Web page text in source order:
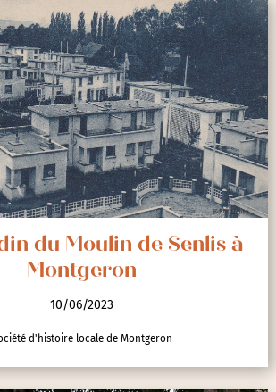
du Moulin de Senlis à
Montgeron
10/06/2023
d'histoire locale de Montgeron